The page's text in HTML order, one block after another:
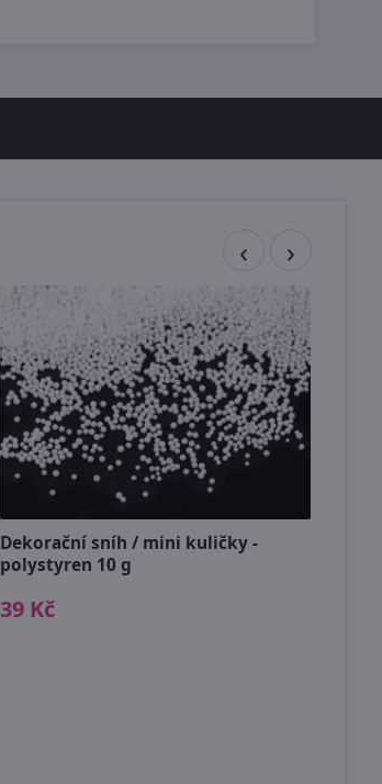
Dekorační sníh / mini kuličky -
polystyren 10 g
39 Kč